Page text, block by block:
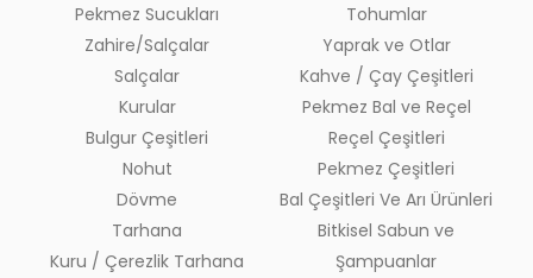
Pekmez Sucukları
Zahire/Salçalar
Salçalar
Kurular
Bulgur Çeşitleri
Nohut
Dövme
Tarhana
Kuru / Çerezlik Tarhana
Tohumlar
Yaprak ve Otlar
Kahve / Çay Çeşitleri
Pekmez Bal ve Reçel
Reçel Çeşitleri
Pekmez Çeşitleri
Bal Çeşitleri Ve Arı Ürünleri
Bitkisel Sabun ve
Şampuanlar